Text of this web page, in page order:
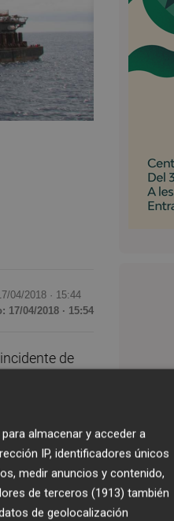
04/2018 · 15:44
17/04/2018 · 15:54
de
Gobierno
ha hecho
al
almacenar y acceder a
IP, identificadores únicos
medir anuncios y contenido,
de terceros (1913) también
de geolocalización